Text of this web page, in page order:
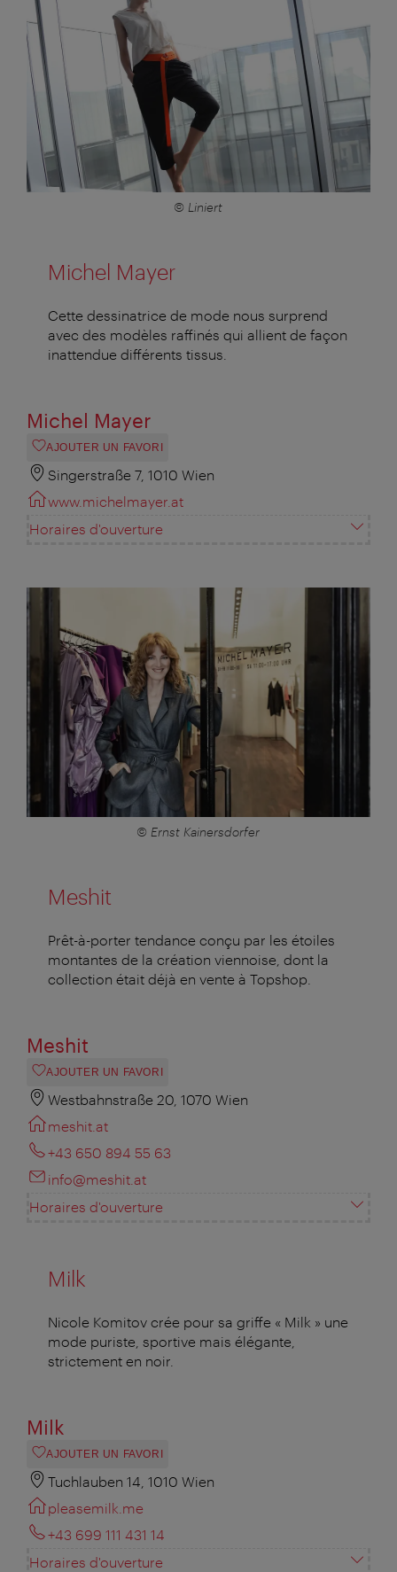
© Liniert
Michel Mayer
Cette dessinatrice de mode nous surprend
avec des modèles raffinés qui allient de façon
inattendue différents tissus.
Michel Mayer
AJOUTER UN FAVORI
Singerstraße 7, 1010 Wien
www.michelmayer.at
Horaires d'ouverture
© Ernst Kainersdorfer
Meshit
Prêt-à-porter tendance conçu par les étoiles
montantes de la création viennoise, dont la
collection était déjà en vente à Topshop.
Meshit
AJOUTER UN FAVORI
Westbahnstraße 20, 1070 Wien
meshit.at
+43 650 894 55 63
info@meshit.at
Horaires d'ouverture
Milk
Nicole Komitov crée pour sa griffe « Milk » une
mode puriste, sportive mais élégante,
strictement en noir.
Milk
AJOUTER UN FAVORI
Tuchlauben 14, 1010 Wien
pleasemilk.me
+43 699 111 431 14
Horaires d'ouverture